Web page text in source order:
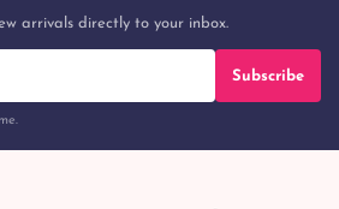
arrivals directly to your inbox.
Subscribe